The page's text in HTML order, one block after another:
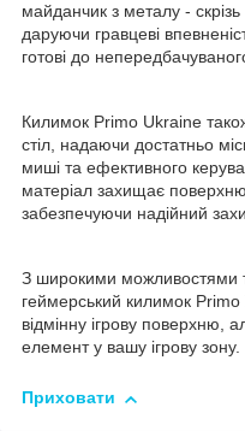
майданчик з металу -
даруючи гравцеві
готові до
Килимок Primo Ukraine
стіл, надаючи достатньо
миші та ефективного
матеріал захищає
забезпечуючи надійний
З широкими можливостями
геймерський килимок Primo
відмінну ігрову поверхню,
елемент у вашу ігрову зону.
Приховати